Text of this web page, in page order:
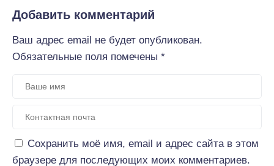
Добавить комментарий
Ваш адрес email не будет опубликован.
Обязательные поля помечены *
Сохранить моё имя, email и адрес сайта в этом
браузере для последующих моих комментариев.